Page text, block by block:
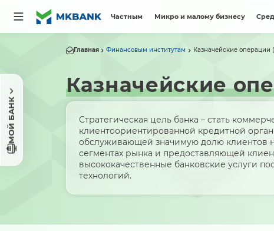
Частным Микро и малому бизнесу
МОЙ БАНК
Главная Финансовым институтам Казначейские операции
Казначейские
Стратегическая цель банка – стать
клиентоориентированной кредитной
обслуживающей значимую долю клиентов
сегментах рынка и предоставляющей
высококачественные банковские услуги
технологий.